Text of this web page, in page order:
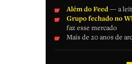
Além do Feed— a
Grupo fechado no
faz esse mercado
Mais de 20 anos de